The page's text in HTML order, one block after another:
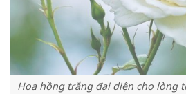
Hoa hồng trắng đại diện cho lòng